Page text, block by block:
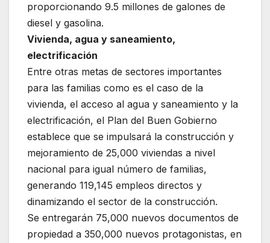
proporcionando 9.5 millones de galones de
diesel y gasolina.
Vivienda, agua y saneamiento,
electrificación
Entre otras metas de sectores importantes
para las familias como es el caso de la
vivienda, el acceso al agua y saneamiento y la
electrificación, el Plan del Buen Gobierno
establece que se impulsará la construcción y
mejoramiento de 25,000 viviendas a nivel
nacional para igual número de familias,
generando 119,145 empleos directos y
dinamizando el sector de la construcción.
Se entregarán 75,000 nuevos documentos de
propiedad a 350,000 nuevos protagonistas, en